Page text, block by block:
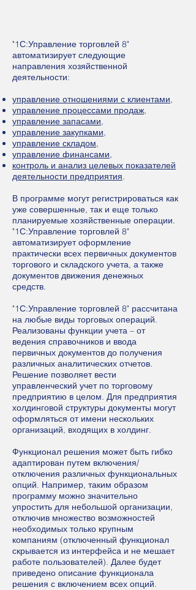
"1С:Управление торговлей 8"
автоматизирует следующие
направления хозяйственной
деятельности:
управление отношениями с клиентами,
управление процессами продаж,
управление запасами,
управление закупками,
управление складом,
управление финансами,
контроль и анализ целевых показателей
деятельности предприятия.
В программе могут регистрироваться как
уже совершенные, так и еще только
планируемые хозяйственные операции.
"1С:Управление торговлей 8"
автоматизирует оформление
практически всех первичных документов
торгового и складского учета, а также
документов движения денежных
средств.
"1С:Управление торговлей 8" рассчитана
на любые виды торговых операций.
Реализованы функции учета – от
ведения справочников и ввода
первичных документов до получения
различных аналитических отчетов.
Решение позволяет вести
управленческий учет по торговому
предприятию в целом. Для предприятия
холдинговой структуры документы могут
оформляться от имени нескольких
организаций, входящих в холдинг.
Функционал решения может быть гибко
адаптирован путем включения/
отключения различных функциональных
опций. Например, таким образом
программу можно значительно
упростить для небольшой организации,
отключив множество возможностей
необходимых только крупным
компаниям (отключенный функционал
скрывается из интерфейса и не мешает
работе пользователей). Далее будет
приведено описание функционала
решения с включением всех опций.